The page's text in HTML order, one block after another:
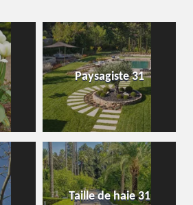
Paysagiste 31
Taille de haie 31